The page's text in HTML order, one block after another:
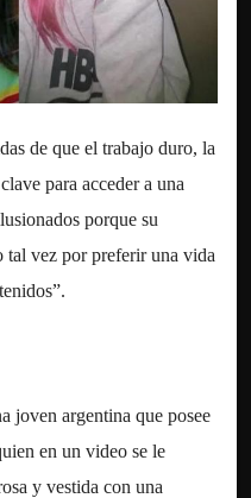
de que el trabajo duro, la
para acceder a una
porque su
tal vez por preferir una vida
joven argentina que posee
en un video se le
y vestida con una